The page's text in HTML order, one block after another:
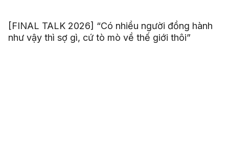
[FINAL TALK 2026] “Có nhiều người đồng hành
như vậy thì sợ gì, cứ tò mò về thế giới thôi”